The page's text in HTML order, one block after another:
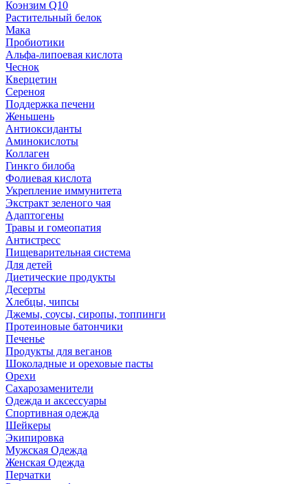
Коэнзим Q10
Растительный белок
Мака
Пробиотики
Альфа-липоевая кислота
Чеснок
Кверцетин
Сереноя
Поддержка печени
Женьшень
Антиоксиданты
Аминокислоты
Коллаген
Гинкго билоба
Фолиевая кислота
Укрепление иммунитета
Экстракт зеленого чая
Адаптогены
Травы и гомеопатия
Антистресс
Пищеварительная система
Для детей
Диетические продукты
Десерты
Хлебцы, чипсы
Джемы, соусы, сиропы, топпинги
Протеиновые батончики
Печенье
Продукты для веганов
Шоколадные и ореховые пасты
Орехи
Сахарозаменители
Одежда и аксессуары
Спортивная одежда
Шейкеры
Экипировка
Мужская Одежда
Женская Одежда
Перчатки